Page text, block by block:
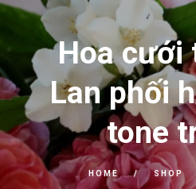
Hoa cưới
Lan phối
tone
HOME SHOP